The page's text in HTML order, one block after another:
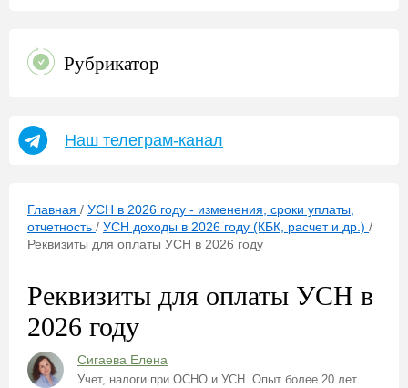
Рубрикатор
Наш телеграм-канал
Главная / УСН в 2026 году - изменения, сроки уплаты,
отчетность / УСН доходы в 2026 году (КБК, расчет и др.) /
Реквизиты для оплаты УСН в 2026 году
Реквизиты для оплаты УСН в
2026 году
Сигаева Елена
Учет, налоги при ОСНО и УСН. Опыт более 20 лет